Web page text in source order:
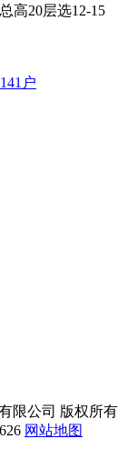
高20层选12-15
户
限公司 版权所有
网站地图